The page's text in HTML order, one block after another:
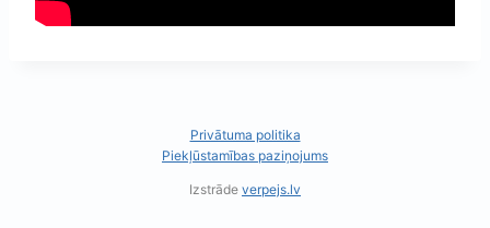
Privātuma politika
Piekļūstamības paziņojums
Izstrāde verpejs.lv